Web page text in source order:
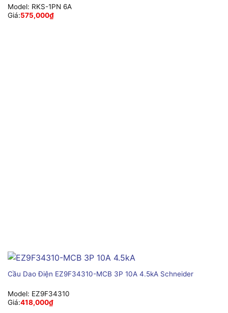
Model: RKS-1PN 6A
Giá:575,000₫
Cầu Dao Điện EZ9F34310-MCB 3P 10A 4.5kA Schneider
Model: EZ9F34310
Giá:418,000₫